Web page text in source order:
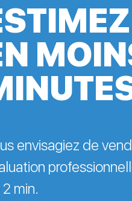
envisagiez de
min.